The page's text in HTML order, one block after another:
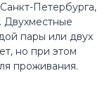
Петербурга,
Двухместные
пары или двух
но при этом
проживания.